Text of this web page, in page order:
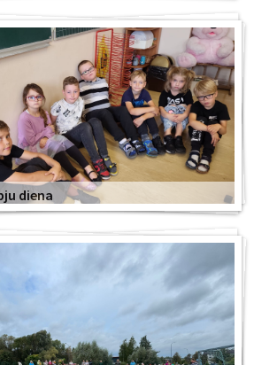
diena